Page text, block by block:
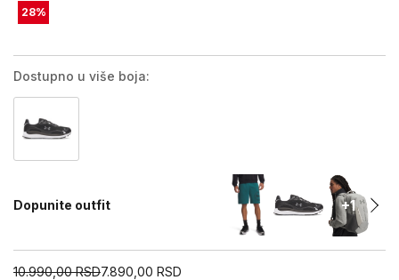
28%
Dostupno u više boja:
Dopunite outfit +1
10.990,00 RSD7.890,00 RSD